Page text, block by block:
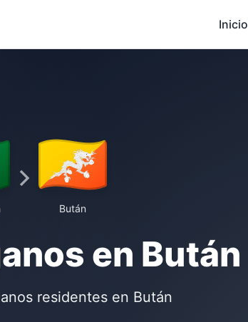
Inicio
Bután
en Bután
residentes en Bután